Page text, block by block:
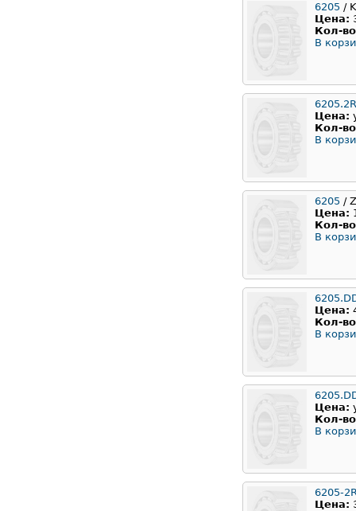
6205 /
Цена:
Кол-
В
Цена:
Кол-
В
6205 /
Цена:
Кол-
В
Цена:
Кол-
В
Цена:
Кол-
В
6205-
Цена: